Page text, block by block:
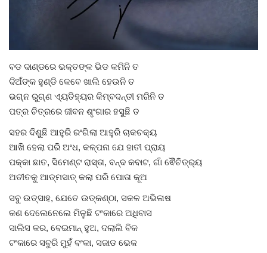
ସାହିତ୍ୟ
ସଂସ୍କୃତି
ସିନେମା
ଭିଡିଓ
ବଡ ଦାଣ୍ଡରେ ଭକ୍ତଙ୍କ ଭିଡ କମିନି ତ
ଦିଅଁଙ୍କ ହୁଣ୍ଡି କେବେ ଖାଲି ହେଉନି ତ
ଭଗ୍ନ ରୁଗ୍ଣ ଏ୍ୟତିହ୍ୟର କିମ୍ବଦନ୍ତୀ ମରିନି ତ
ପତ୍ର ଚିତ୍ରରେ ଜୀବନ ଶୃଂଗାର ହସୁଛି ତ
ସହର ଦିଶୁଛି ଆହୁରି ରଂଗିଲା ଆହୁରି ଚାକଚକ୍ୟ
ଆଖି ହେଲା ପରି ଅଂଧ, କଳ୍ପନା ଯେ ହାତୀ ପ୍ରାୟ
ପକ୍କା ଛାତ, ସିମେଣ୍ଟ ରାସ୍ତା, ବନ୍ଦ କବାଟ, ଗାଁ ଵୈଚିତ୍ର୍ୟ
ଅତୀତକୁ ଆତ୍ମସାତ୍ କଲା ପରି ପୋତା କୂଅ
ସବୁ ଉତ୍ସାହ, ଯେତେ ଉତ୍କଣ୍ଠା, ସକଳ ଅଭିଳାଷ
କଣ ଦେଲେନେଲେ ମିଳୁଛି ଟଂକାରେ ଅଧିବାସ
ସାଲିସ କର, ବେଇମାନ୍ ହୁଅ, ଦଲାଲି ବିକ
ଟଂକାରେ ସବୁରି ମୁହଁ ବଂକା, ସଜାଡ ଭେକ